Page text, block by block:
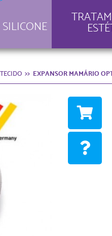
SILICONE
EXPANSOR MAMÁRIO